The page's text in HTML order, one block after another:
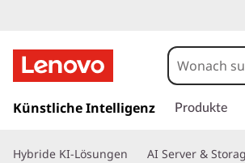
u
Künstliche Intelligenz Produkte
Hybride KI-Lösungen AI Server &